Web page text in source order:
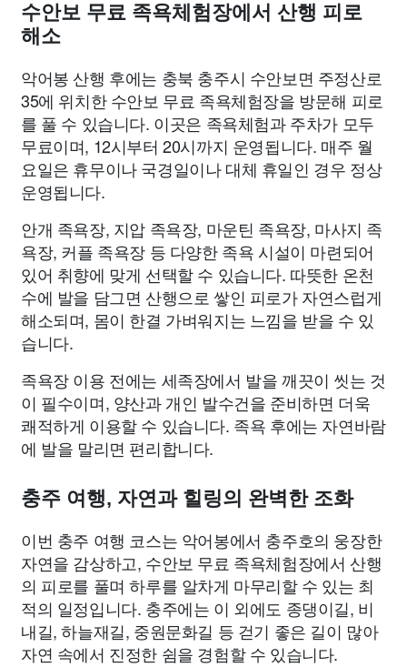
수안보 무료 족욕체험장에서 산행 피로
해소
악어봉 산행 후에는 충북 충주시 수안보면 주정산로
35에 위치한 수안보 무료 족욕체험장을 방문해 피로
를 풀 수 있습니다. 이곳은 족욕체험과 주차가 모두
무료이며, 12시부터 20시까지 운영됩니다. 매주 월
요일은 휴무이나 국경일이나 대체 휴일인 경우 정상
운영됩니다.
안개 족욕장, 지압 족욕장, 마운틴 족욕장, 마사지 족
욕장, 커플 족욕장 등 다양한 족욕 시설이 마련되어
있어 취향에 맞게 선택할 수 있습니다. 따뜻한 온천
수에 발을 담그면 산행으로 쌓인 피로가 자연스럽게
해소되며, 몸이 한결 가벼워지는 느낌을 받을 수 있
습니다.
족욕장 이용 전에는 세족장에서 발을 깨끗이 씻는 것
이 필수이며, 양산과 개인 발수건을 준비하면 더욱
쾌적하게 이용할 수 있습니다. 족욕 후에는 자연바람
에 발을 말리면 편리합니다.
충주 여행, 자연과 힐링의 완벽한 조화
이번 충주 여행 코스는 악어봉에서 충주호의 웅장한
자연을 감상하고, 수안보 무료 족욕체험장에서 산행
의 피로를 풀며 하루를 알차게 마무리할 수 있는 최
적의 일정입니다. 충주에는 이 외에도 종댕이길, 비
내길, 하늘재길, 중원문화길 등 걷기 좋은 길이 많아
자연 속에서 진정한 쉼을 경험할 수 있습니다.